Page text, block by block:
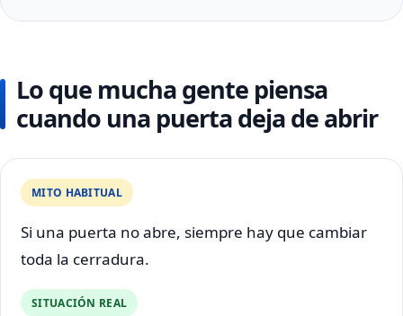
Lo que mucha gente piensa
cuando una puerta deja de abrir
MITO HABITUAL
Si una puerta no abre, siempre hay que cambiar
toda la cerradura.
SITUACIÓN REAL